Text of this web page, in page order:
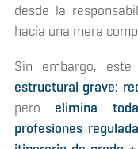
desde la
hacia una mera
Sin embargo,
estructural grave:
pero elimina
profesiones